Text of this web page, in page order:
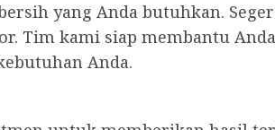
yang Anda butuhkan.
Tim kami siap membantu
Anda.